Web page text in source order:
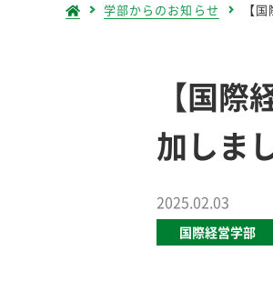
学部からのお知らせ 【
【国
加しま
2025.02.03
国際経営学部